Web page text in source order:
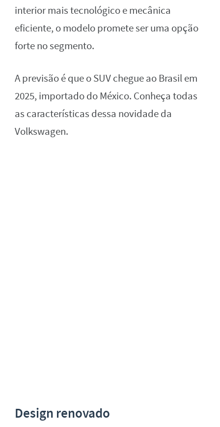
interior mais tecnológico e mecânica
eficiente, o modelo promete ser uma opção
forte no segmento.
A previsão é que o SUV chegue ao Brasil em
2025, importado do México. Conheça todas
as características dessa novidade da
Volkswagen.
Design renovado